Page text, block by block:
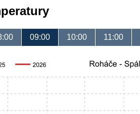
09:00 10:00 11:00